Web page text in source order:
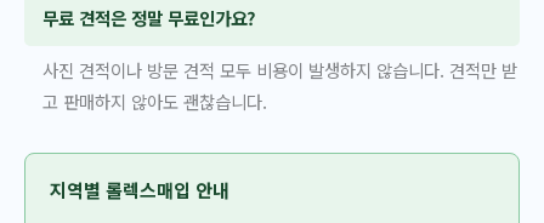
무료 견적은 정말 무료인가요?
사진 견적이나 방문 견적 모두 비용이 발생하지 않습니다. 견적만 받
고 판매하지 않아도 괜찮습니다.
지역별 롤렉스매입 안내